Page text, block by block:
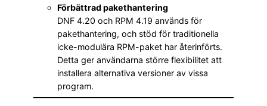
Förbättrad pakethantering
DNF 4.20 och RPM 4.19 används för
pakethantering, och stöd för traditionella
icke-modulära RPM-paket har återinförts.
Detta ger användarna större flexibilitet att
installera alternativa versioner av vissa
program.